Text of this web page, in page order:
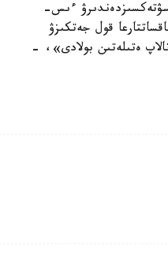
كەزەڭىندە كومىرسۋتەكسىزدەندىرۋ ءىس-
بۇل ماقساتتارعا قول جەتكىزۋ
ەتىلەتىن بولادى»، -